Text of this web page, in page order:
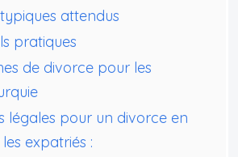
attendus
pratiques
de divorce pour les
légales pour un divorce en
expatriés :